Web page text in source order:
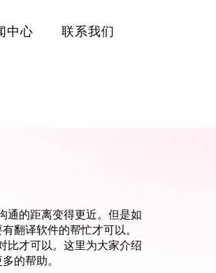
中心 联系我们
通的距离变得更近。但是如
翻译软件的帮忙才可以。
比才可以。这里为大家介绍
的帮助。